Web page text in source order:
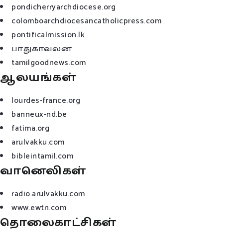
pondicherryarchdiocese.org
colomboarchdiocesancatholicpress.com
pontificalmission.lk
பாதுகாவலன்
tamilgoodnews.com
ஆலயங்கள்
lourdes-france.org
banneux-nd.be
fatima.org
arulvakku.com
bibleintamil.com
வானெலிகள்
radio.arulvakku.com
www.ewtn.com
தொலைகாட்சிகள்